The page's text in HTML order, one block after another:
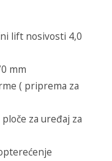
lift nosivosti 4,0
mm
( priprema za
za uređaj za